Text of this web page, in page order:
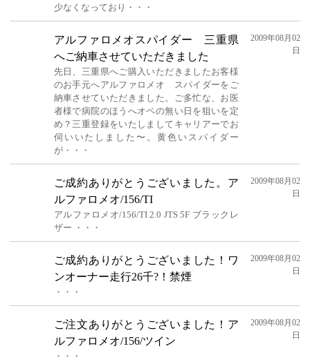
少なくなっており・・・
アルファロメオスパイダー 三重県
へご納車させていただきました
先日、三重県へご購入いただきましたお客様
のお手元へアルファロメオ スパイダーをご
納車させていただきました。ご多忙な、お医
者様で病院のほうへオペの無い日を狙いを定
め？三重登録をいたしましてキャリアーでお
伺いいたしました〜。黄色いスパイダー
が・・・
2009年08月02
日
ご成約ありがとうございました。ア
ルファロメオ/156/TI
アルファロメオ/156/TI 2.0 JTS 5F ブラックレ
ザー ・・・
2009年08月02
日
ご成約ありがとうございました！ワ
ンオーナー走行26千?！禁煙
・・・
2009年08月02
日
ご注文ありがとうございました！ア
ルファロメオ/156/ツイン
・・・
2009年08月02
日